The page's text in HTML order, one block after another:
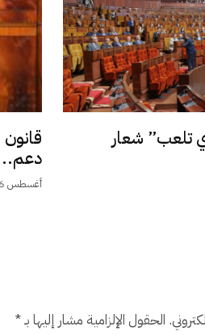
تلعب” شعار
أغسطس 6, 2026
الحقول الإلزامية مشار إليها بـ*